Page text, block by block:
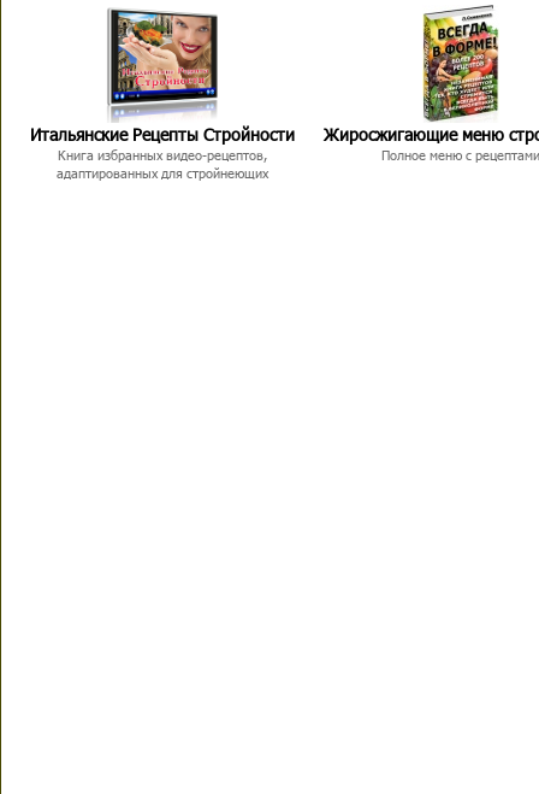
Итальянские Рецепты Стройности
Книга избранных видео-рецептов,
адаптированных для стройнеющих
Жиросжигающие меню
Полное меню с рецептами